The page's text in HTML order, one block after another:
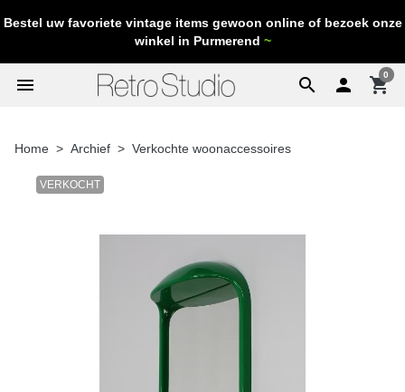
Bestel uw favoriete vintage items gewoon online of bezoek onze
winkel in Purmerend ~
search
menu  shopping_cart
0
Home Archief Verkochte woonaccessoires
VERKOCHT